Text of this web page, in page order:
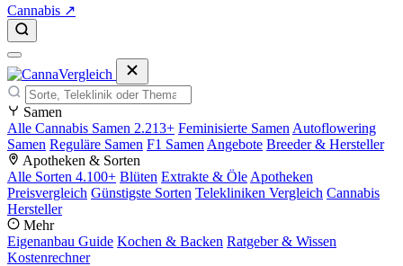
Cannabis ↗
Samen
Alle Cannabis Samen 2.213+ Feminisierte Samen Autoflowering
Samen Reguläre Samen F1 Samen Angebote Breeder & Hersteller
Apotheken & Sorten
Alle Sorten 4.100+ Blüten Extrakte & Öle Apotheken
Preisvergleich Günstigste Sorten Telekliniken Vergleich Cannabis
Hersteller
Mehr
Eigenanbau Guide Kochen & Backen Ratgeber & Wissen
Kostenrechner